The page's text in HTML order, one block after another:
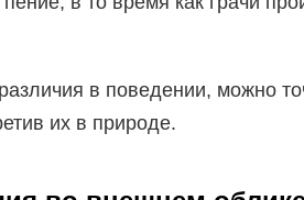
в поведении, можно
их в природе.